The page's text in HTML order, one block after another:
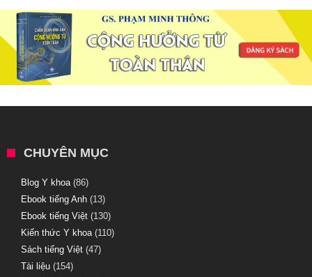
CHUYÊN MỤC
Blog Y khoa(86)
Ebook tiếng Anh (13)
Ebook tiếng Việt (130)
Kiến thức Y khoa(110)
Sách tiếng Việt (47)
Tài liệu (154)